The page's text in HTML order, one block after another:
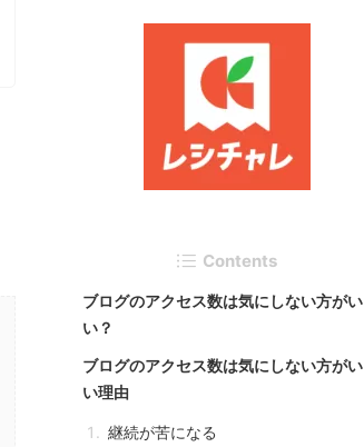
Contents
ブログのアクセス数は気にしない方がい
い？
ブログのアクセス数は気にしない方がい
い理由
継続が苦になる